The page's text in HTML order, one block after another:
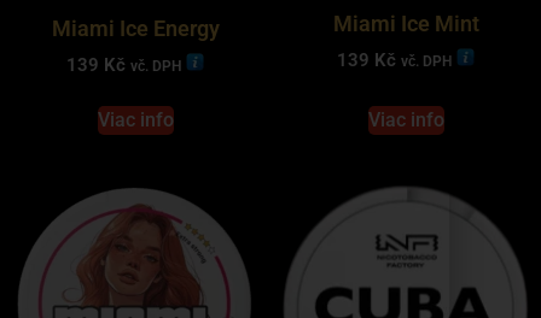
Miami Ice Energy
139 Kč vč. DPH
Viac info
Miami Ice Mint
139 Kč vč. DPH
Viac info